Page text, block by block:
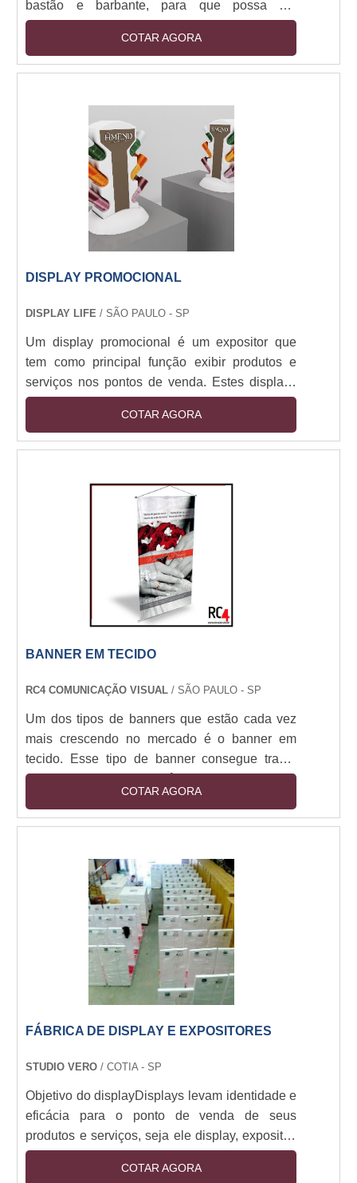
bastão e barbante, para que possa ser
pendurado no local desejado.
COTAR AGORA
DISPLAY PROMOCIONAL
DISPLAY LIFE / SÃO PAULO - SP
Um display promocional é um expositor que
tem como principal função exibir produtos e
serviços nos pontos de venda. Estes displays
podem ser elaborados em diversos materiais,
formatos e tamanhos, e independente do tipo
de display, oferece grande destaque para os
consideravelmente o lucro de um
estabelecimento.Alguns tipos de displays É
possível encontrar um display para pontos de
venda em variados pontos de vendas, ....
COTAR AGORA
BANNER EM TECIDO
RC4 COMUNICAÇÃO VISUAL / SÃO PAULO - SP
Um dos tipos de banners que estão cada vez
mais crescendo no mercado é o banner em
tecido. Esse tipo de banner consegue trazer
maior charme e elegância para diversos
ambientes e situações as quais necessitam de
banners, por exemplo: Eventos corporativos,
impressão do banner A impressão nesse tipo
de banner é feita através de sublimação e não
necessita de processos serigráficos
convencionais. O banner t....
COTAR AGORA
FÁBRICA DE DISPLAY E EXPOSITORES
STUDIO VERO / COTIA - SP
Objetivo do displayDisplays levam identidade e
eficácia para o ponto de venda de seus
produtos e serviços, seja ele display, expositor,
quiosque, ilha ou showrooms. Os expositores
bem produzidos irão valorizar e destacar os
COTAR AGORA